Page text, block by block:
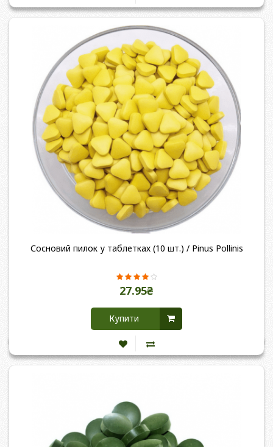
Сосновий пилок у таблетках (10 шт.) / Pinus Pollinis
27.95₴
Купити